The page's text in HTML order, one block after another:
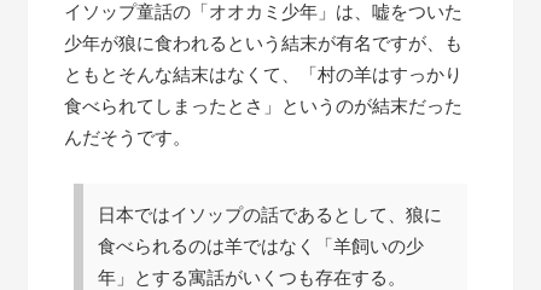
話”
イソップ童話の「オオカミ少年」は、嘘をついた
少年が狼に食われるという結末が有名ですが、も
ともとそんな結末はなくて、「村の羊はすっかり
食べられてしまったとさ」というのが結末だった
んだそうです。
日本ではイソップの話であるとして、狼に
食べられるのは羊ではなく「羊飼いの少
年」とする寓話がいくつも存在する。